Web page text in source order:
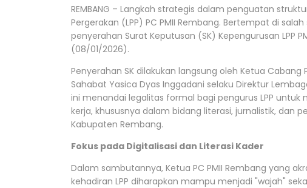
REMBANG – Langkah strategis dalam penguatan
Pergerakan (LPP) PC PMII Rembang. Bertempat di
penyerahan Surat Keputusan (SK) Kepengurusan LPP
(08/01/2026).
Penyerahan SK dilakukan langsung oleh Ketua Cabang
Sahabat Yasica Dyas Inggadani selaku Direktur
ini menandai legalitas formal bagi pengurus LPP
kerja, khususnya dalam bidang literasi, jurnalistik, dan
Kabupaten Rembang.
Fokus pada Digitalisasi dan Literasi Kader
Dalam sambutannya, Ketua PC PMII Rembang yang
kehadiran LPP diharapkan mampu menjadi "wajah"